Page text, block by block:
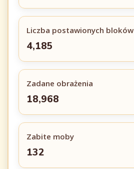
Liczba postawionych bloków
4,185
Zadane obrażenia
18,968
Zabite moby
132